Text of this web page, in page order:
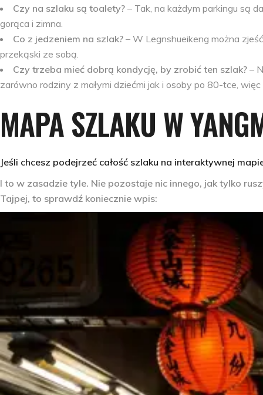
Czy na szlaku są toalety? – Tak, na każdym parkingu są
gorąca i zimna.
Co z jedzeniem na szlak? – W Legnshueikeng można
przekąski ze sobą.
Czy trzeba mieć dobrą kondycję, by zrobić ten szlak? –
zarówno rodziny z małymi dziećmi jak i osoby po 80-tce,
MAPA SZLAKU W
Jeśli chcesz podejrzeć całość szlaku na interaktywnej
I to w zasadzie tyle. Nie pozostaje nic innego, jak tylko
Tajpej, to sprawdź koniecznie wpis: